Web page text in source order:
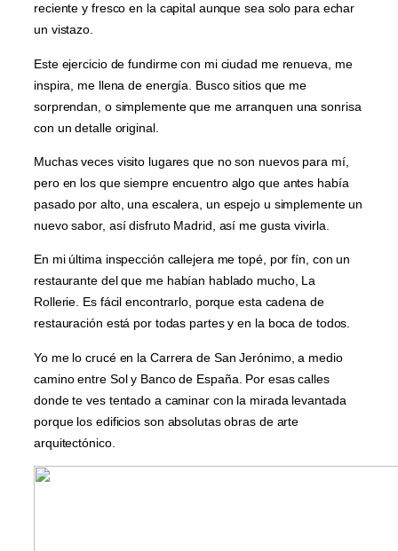
reciente y fresco en la capital aunque sea solo para echar
un vistazo.
Este ejercicio de fundirme con mi ciudad me renueva, me
inspira, me llena de energía. Busco sitios que me
sorprendan, o simplemente que me arranquen una sonrisa
con un detalle original.
Muchas veces visito lugares que no son nuevos para mí,
pero en los que siempre encuentro algo que antes había
pasado por alto, una escalera, un espejo u simplemente un
nuevo sabor, así disfruto Madrid, así me gusta vivirla.
En mi última inspección callejera me topé, por fín, con un
restaurante del que me habían hablado mucho, La
Rollerie. Es fácil encontrarlo, porque esta cadena de
restauración está por todas partes y en la boca de todos.
Yo me lo crucé en la Carrera de San Jerónimo, a medio
camino entre Sol y Banco de España. Por esas calles
donde te ves tentado a caminar con la mirada levantada
porque los edificios son absolutas obras de arte
arquitectónico.